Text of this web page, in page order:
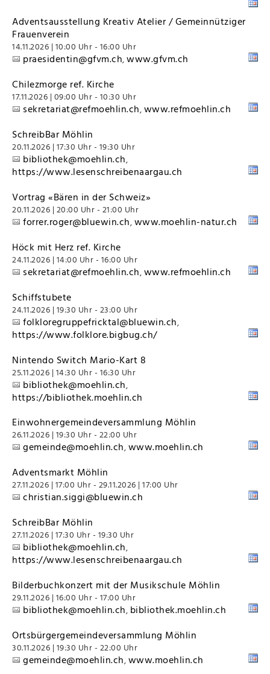
Adventsausstellung Kreativ Atelier / Gemeinnütziger
Frauenverein
14.11.2026 | 10:00 Uhr - 16:00 Uhr
praesidentin@gfvm.ch,www.gfvm.ch
Chilezmorge ref. Kirche
17.11.2026 | 09:00 Uhr - 10:30 Uhr
sekretariat@refmoehlin.ch,www.refmoehlin.ch
SchreibBar Möhlin
20.11.2026 | 17:30 Uhr - 19:30 Uhr
bibliothek@moehlin.ch,
https://www.lesenschreibenaargau.ch
Vortrag «Bären in der Schweiz»
20.11.2026 | 20:00 Uhr - 21:00 Uhr
forrer.roger@bluewin.ch,www.moehlin-natur.ch
Höck mit Herz ref. Kirche
24.11.2026 | 14:00 Uhr - 16:00 Uhr
sekretariat@refmoehlin.ch,www.refmoehlin.ch
Schiffstubete
24.11.2026 | 19:30 Uhr - 23:00 Uhr
folkloregruppefricktal@bluewin.ch,
https://www.folklore.bigbug.ch/
Nintendo Switch Mario-Kart 8
25.11.2026 | 14:30 Uhr - 16:30 Uhr
bibliothek@moehlin.ch,
https://bibliothek.moehlin.ch
Einwohnergemeindeversammlung Möhlin
26.11.2026 | 19:30 Uhr - 22:00 Uhr
gemeinde@moehlin.ch,www.moehlin.ch
Adventsmarkt Möhlin
27.11.2026 | 17:00 Uhr - 29.11.2026 | 17:00 Uhr
christian.siggi@bluewin.ch
SchreibBar Möhlin
27.11.2026 | 17:30 Uhr - 19:30 Uhr
bibliothek@moehlin.ch,
https://www.lesenschreibenaargau.ch
Bilderbuchkonzert mit der Musikschule Möhlin
29.11.2026 | 16:00 Uhr - 17:00 Uhr
bibliothek@moehlin.ch, bibliothek.moehlin.ch
Ortsbürgergemeindeversammlung Möhlin
30.11.2026 | 19:30 Uhr - 22:00 Uhr
gemeinde@moehlin.ch,www.moehlin.ch